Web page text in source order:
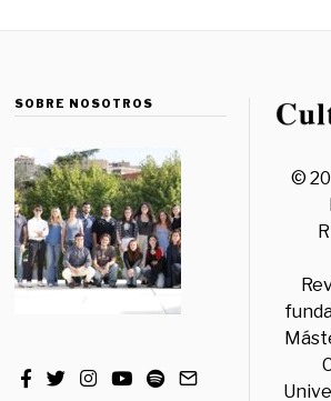
SOBRE NOSOTROS
©